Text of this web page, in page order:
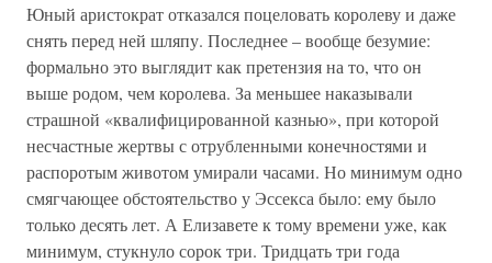
Юный аристократ отказался поцеловать королеву и даже
снять перед ней шляпу. Последнее – вообще безумие:
формально это выглядит как претензия на то, что он
выше родом, чем королева. За меньшее наказывали
страшной «квалифицированной казнью», при которой
несчастные жертвы с отрубленными конечностями и
распоротым животом умирали часами. Но минимум одно
смягчающее обстоятельство у Эссекса было: ему было
только десять лет. А Елизавете к тому времени уже, как
минимум, стукнуло сорок три. Тридцать три года